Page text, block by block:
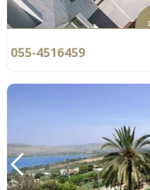
055-4516459